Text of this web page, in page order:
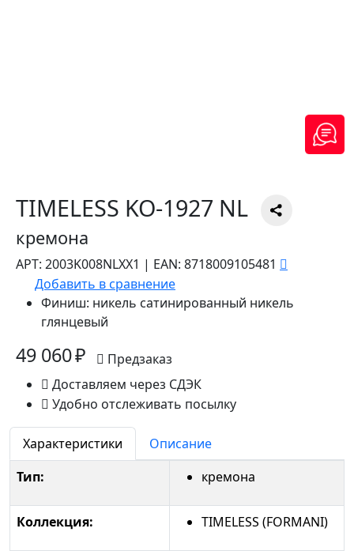
TIMELESS KO-1927 NL
кремона
АРТ: 2003K008NLXX1 | EAN: 8718009105481
Добавить в сравнение
Финиш: никель сатинированный никель
глянцевый
49 060 ₽
Предзаказ
Доставляем через СДЭК
Удобно отслеживать посылку
Характеристики
Описание
Тип:
кремона
Коллекция: TIMELESS (FORMANI)